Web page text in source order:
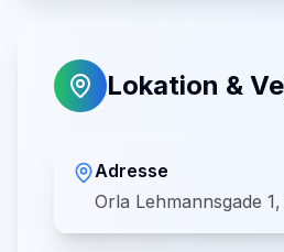
Lokation &
Adresse
Orla Lehmannsgade